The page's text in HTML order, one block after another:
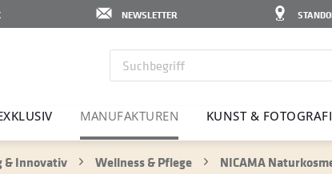
NEWSLETTER
MANU­FAK­TUREN KUNST &
& Innovativ Wellness & Pflege NICAMA